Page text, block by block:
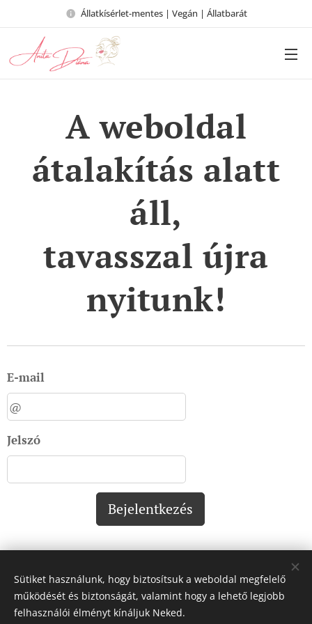
Állatkísérlet-mentes | Vegán | Állatbarát
A weboldal
átalakítás alatt
áll,
tavasszal újra
nyitunk!
E-mail
Jelszó
Bejelentkezés
Impresszum:
Sütiket használunk, hogy biztosítsuk a weboldal megfelelő
működését és biztonságát, valamint hogy a lehető legjobb
felhasználói élményt kínáljuk Neked.